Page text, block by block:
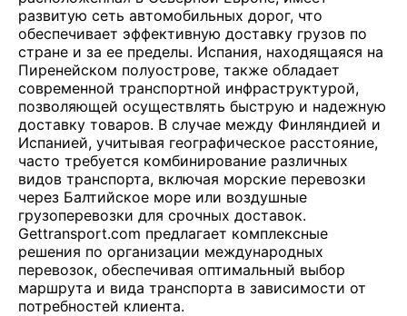
развитую сеть автомобильных дорог, что
обеспечивает эффективную доставку грузов по
стране и за ее пределы. Испания, находящаяся на
Пиренейском полуострове, также обладает
современной транспортной инфраструктурой,
позволяющей осуществлять быструю и надежную
доставку товаров. В случае между Финляндией и
Испанией, учитывая географическое расстояние,
часто требуется комбинирование различных
видов транспорта, включая морские перевозки
через Балтийское море или воздушные
грузоперевозки для срочных доставок.
Gettransport.com предлагает комплексные
решения по организации международных
перевозок, обеспечивая оптимальный выбор
маршрута и вида транспорта в зависимости от
потребностей клиента.